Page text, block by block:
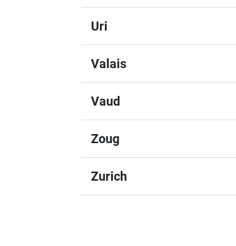
Uri
Valais
Vaud
Zoug
Zurich